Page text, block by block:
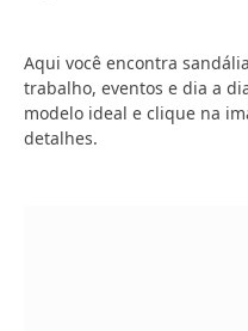
Aqui você encontra
trabalho, eventos e dia a
modelo ideal e clique na
detalhes.